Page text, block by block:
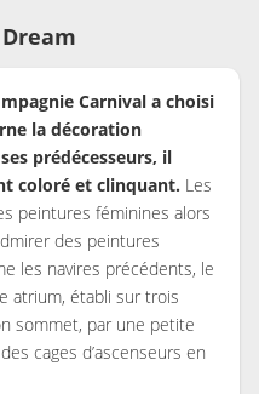
Carnival a choisi
la décoration
prédécesseurs, il
coloré et clinquant. Les
peintures féminines alors
des peintures
les navires précédents, le
atrium, établi sur trois
sommet, par une petite
cages d’ascenseurs en